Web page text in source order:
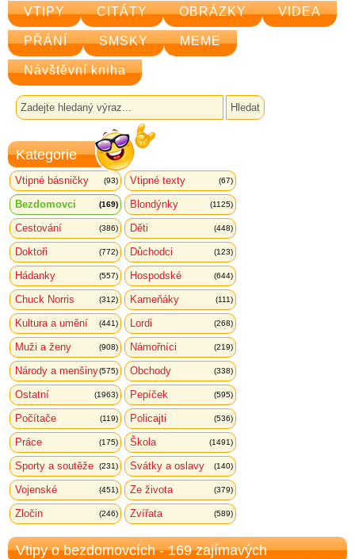
VTIPY CITÁTY OBRÁZKY VIDEA
PŘÁNÍ SMSKY MEME
Návštěvní kniha
Kategorie
Vtipné básničky (93) Vtipné texty (67)
Bezdomovci (169) Blondýnky (1125)
Cestování (386) Děti (448)
Doktoři (772) Důchodci (123)
Hádanky (557) Hospodské (644)
Chuck Norris (312) Kameňáky (111)
Kultura a umění (441) Lordi (268)
Muži a ženy (908) Námořníci (219)
Národy a menšiny(575) Obchody (338)
Ostatní (1963) Pepíček (595)
Počítače (119) Policajti (536)
Práce (175) Škola (1491)
Sporty a soutěže (231) Svátky a oslavy (140)
Vojenské (451) Ze života (379)
Zločin (246) Zvířata (589)
Vtipy o bezdomovcích - 169 zajímavých